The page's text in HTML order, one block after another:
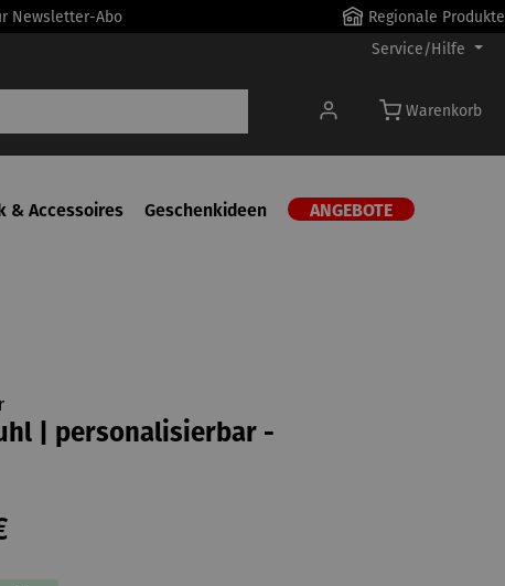
Newsletter-Abo
Regionale Produkte
Service/Hilfe
Warenkorb
& Accessoires Geschenkideen ANGEBOTE
| personalisierbar -